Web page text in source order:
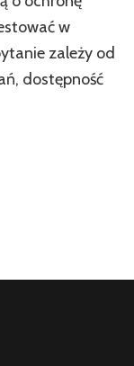
w
zależy od
dostępność